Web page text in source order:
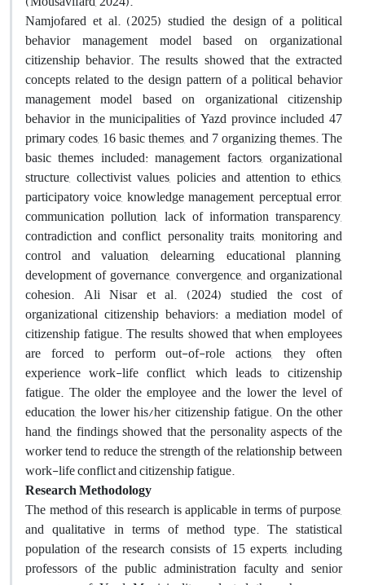
Namjofared et al. (2025) studied the design of a political
behavior management model based on organizational
citizenship behavior. The results showed that the extracted
concepts related to the design pattern of a political behavior
management model based on organizational citizenship
behavior in the municipalities of Yazd province included 47
primary codes, 16 basic themes, and 7 organizing themes. The
basic themes included: management factors, organizational
structure, collectivist values, policies and attention to ethics,
participatory voice, knowledge management, perceptual error,
communication pollution, lack of information transparency,
contradiction and conflict, personality traits, monitoring and
control and valuation, delearning, educational planning,
development of governance, convergence, and organizational
cohesion. Ali Nisar et al. (2024) studied the cost of
organizational citizenship behaviors: a mediation model of
citizenship fatigue. The results showed that when employees
are forced to perform out-of-role actions, they often
experience work-life conflict, which leads to citizenship
fatigue. The older the employee and the lower the level of
education, the lower his/her citizenship fatigue. On the other
hand, the findings showed that the personality aspects of the
worker tend to reduce the strength of the relationship between
work-life conflict and citizenship fatigue.
Research Methodology
The method of this research is applicable in terms of purpose,
and qualitative in terms of method type. The statistical
population of the research consists of 15 experts, including
professors of the public administration faculty and senior